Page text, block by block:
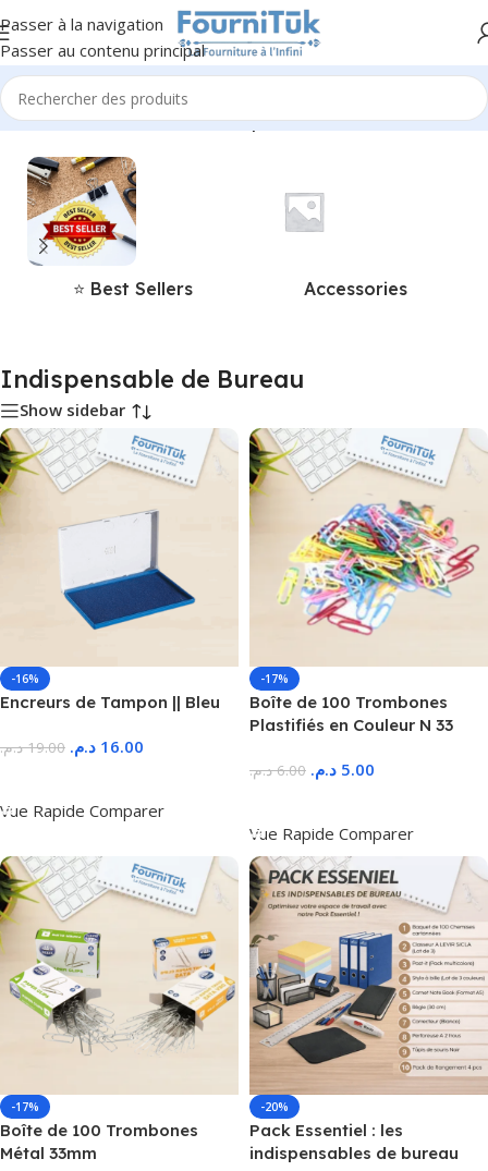
Passer à la navigation
Passer au contenu principal
Accueil/Produits identifiés “Indispensable de Bureau”
⭐ Best Sellers Accessories
Indispensable de Bureau
Show sidebar
-16%
Encreurs de Tampon || Bleu
19.00 د.م. 16.00 د.م.
Vue Rapide Comparer
-17%
Boîte de 100 Trombones
Plastifiés en Couleur N 33
6.00 د.م. 5.00 د.م.
Vue Rapide Comparer
-17%
Boîte de 100 Trombones
Métal 33mm
-20%
Pack Essentiel : les
indispensables de bureau